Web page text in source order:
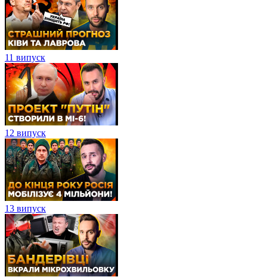
11 випуск
12 випуск
13 випуск